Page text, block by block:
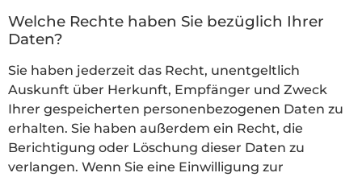
Welche Rechte haben Sie bezüglich Ihrer
Daten?
Sie haben jederzeit das Recht, unentgeltlich
Auskunft über Herkunft, Empfänger und Zweck
Ihrer gespeicherten personenbezogenen Daten zu
erhalten. Sie haben außerdem ein Recht, die
Berichtigung oder Löschung dieser Daten zu
verlangen. Wenn Sie eine Einwilligung zur